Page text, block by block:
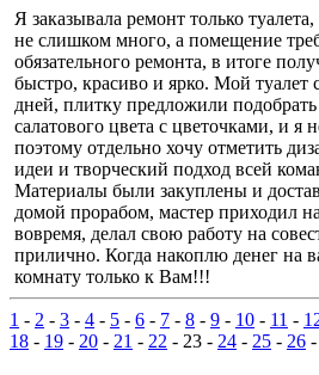
Я заказывала ремонт только
не слишком много, а помещение
обязательного ремонта, в итоге
быстро, красиво и ярко. Мой туалет
дней, плитку предложили
салатового цвета с цветочками, и я
поэтому отдельно хочу отметить
идеи и творческий подход всей
Материалы были закуплены и
домой прорабом, мастер приходил
вовремя, делал свою работу на
прилично. Когда накоплю денег на
комнату только к Вам!!!
1 - 2 - 3 - 4 - 5 - 6 - 7 - 8 - 9 - 10 - 11 -
18 - 19 - 20 - 21 - 22 - 23 - 24 - 25 - 26 -